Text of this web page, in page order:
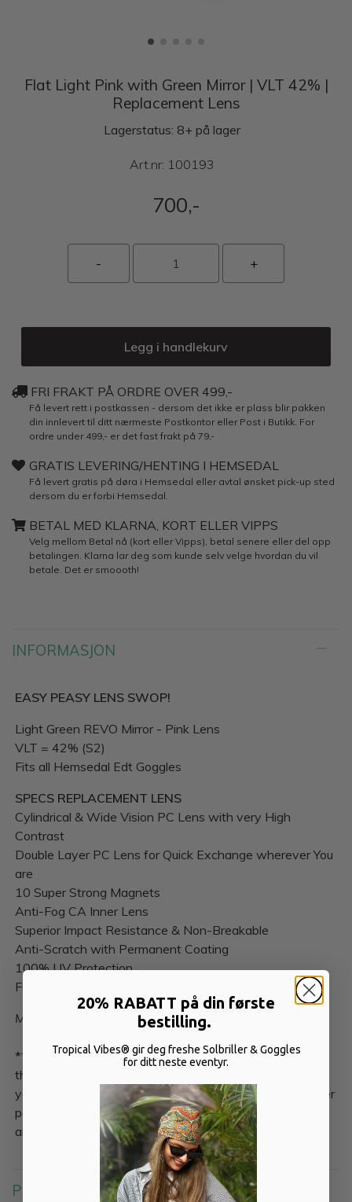
Flat Light Pink with Green Mirror | VLT 42% |
Replacement Lens
Lagerstatus: 8+ på lager
Art.nr: 100193
700,-
Legg i handlekurv
FRI FRAKT PÅ ORDRE OVER 499,-
Få levert rett i postkassen - dersom det ikke er plass blir pakken
din innlevert til ditt nærmeste Postkontor eller Post i Butikk. For
ordre under 499,- er det fast frakt på 79,-
GRATIS LEVERING/HENTING I HEMSEDAL
Få levert gratis på døra i Hemsedal eller avtal ønsket pick-up sted
dersom du er forbi Hemsedal.
BETAL MED KLARNA, KORT ELLER VIPPS
Velg mellom Betal nå (kort eller Vipps), betal senere eller del opp
betalingen. Klarna lar deg som kunde selv velge hvordan du vil
betale. Det er smoooth!
INFORMASJON
EASY PEASY LENS SWOP!
Light Green REVO Mirror - Pink Lens
VLT = 42% (S2)
Fits all Hemsedal Edt Goggles
SPECS REPLACEMENT LENS
Cylindrical & Wide Vision PC Lens with very High
Contrast
Double Layer PC Lens for Quick Exchange wherever You
are
10 Super Strong Magnets
Anti-Fog CA Inner Lens
Superior Impact Resistance & Non-Breakable
Anti-Scratch with Permanent Coating
100% UV Protection
Full REVO Mirror
Made in China
**VLT = Visible Light Transmission
the amount of light that can travel through the lens to
your eyes. VLT is measured in percentage units - a higher
percentage means more light can pass through the lens,
and a lower percentage means less light can do so.
PRODUKTOMTALER
20% RABATT på din første
bestilling.
Tropical Vibes® gir deg freshe Solbriller & Goggles
for ditt neste eventyr.